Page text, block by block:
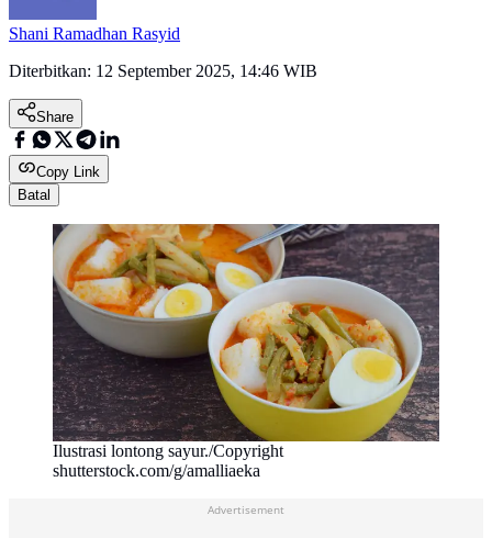
Shani Ramadhan Rasyid
Diterbitkan: 12 September 2025, 14:46 WIB
Share
Copy Link
Batal
Ilustrasi lontong sayur./Copyright
shutterstock.com/g/amalliaeka